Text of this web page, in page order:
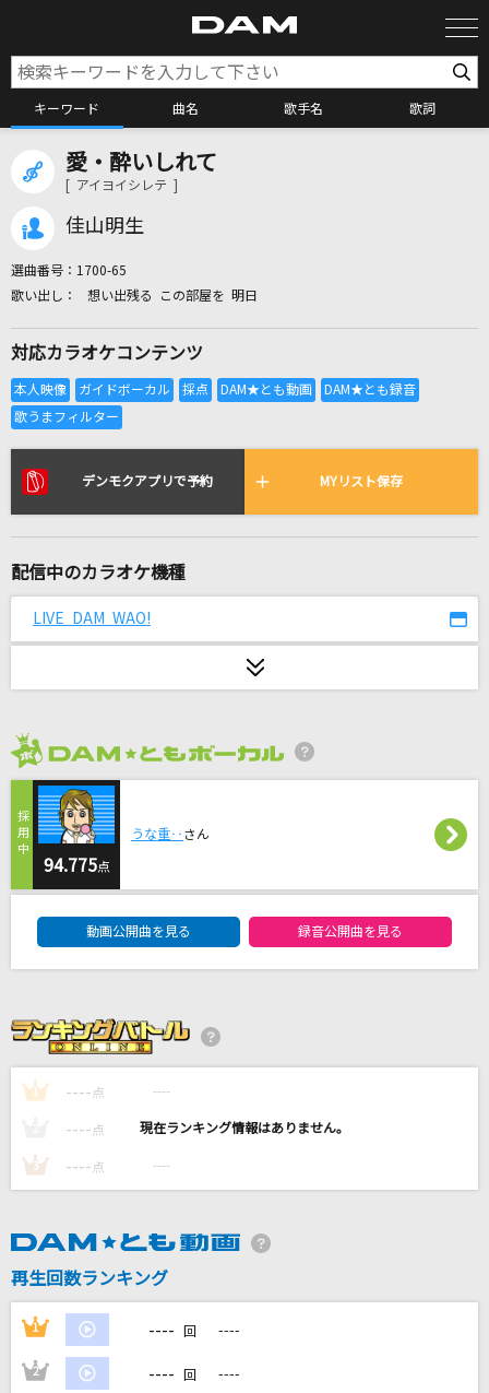
キーワード 曲名 歌手名 歌詞
カラオケ検索
全国りれき
リアルタイムで歌われている曲の一覧
[生音]花の匂い
アメヲマツ、
美波
Aimer(エメ)
[良音]本能
残酷な天使のテーゼ
高橋洋子
命に嫌われている
カンザキイオリ
back number
[生音]アイのシナリオ
I believe what you said
亜咲花
クーネル・エンゲイザー
でんきくじら
DAMの新曲・ランキングなど
愛・酔いしれて
[ アイヨイシレテ ]
佳山明生
選曲番号： 1700-65
想い出残る この部屋を 明日
対応カラオケコンテンツ
デンモクアプリで予約 MYリスト保存
配信中のカラオケ機種
LIVE DAM WAO!
94.775点
うな重‥ さん
動画公開曲を見る 録音公開曲を見る
1 ---- 点 ----
---- 点 ----
3 ---- 点 ----
再生回数ランキング
1 ---- 回 ----
2 ---- 回 ----